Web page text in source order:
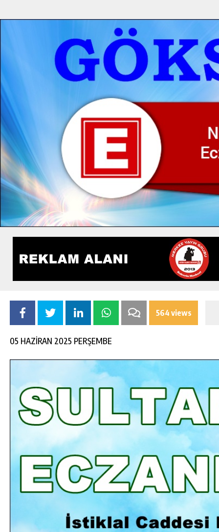
564 views
05 HAZİRAN 2025 PERŞEMBE
GÖKSUN HAFIZLIK KIZ KUR’AN KURSU
ÖĞRENCILERINE DARENDE GEZISI.